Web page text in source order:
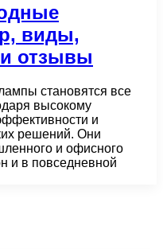
виды,
и отзывы
становятся все
высокому
и
решений. Они
и офисного
и в повседневной